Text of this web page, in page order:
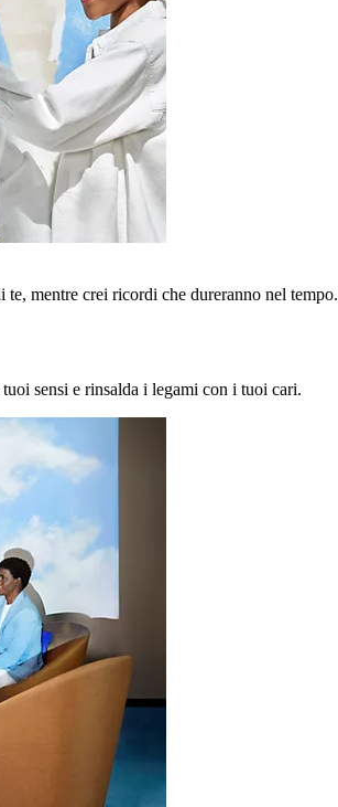
mentre crei ricordi che dureranno nel tempo.
sensi e rinsalda i legami con i tuoi cari.